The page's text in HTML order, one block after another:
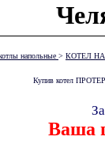
напольные > КОТЕЛ
Купив котел
Ваша